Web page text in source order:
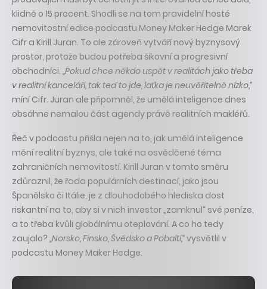
klidně o 15 procent. Shodli se na tom pravidelní hosté
nemovitostní edice podcastu Money Maker Hedge Marek
Cifr a Kirill Juran. To ale zároveň vytváří nový byznysový
prostor, protože budou potřeba šikovní a progresivní
obchodníci. „Pokud chce někdo uspět v realitách jako třeba
v realitní kanceláři, tak teď to jde, laťka je neuvěřitelně nízko,“
míní Cifr. Juran ale připomněl, že umělá inteligence dnes
obsáhne nemalou část agendy právě realitních makléřů.
Řeč v podcastu přišla nejen na to, jak umělá inteligence
mění realitní byznys, ale také na osvědčené téma
zahraničních nemovitostí. Kirill Juran v tomto směru
zdůraznil, že řada populárních destinací, jako jsou
Španělsko či Itálie, je z dlouhodobého hlediska dost
riskantní na to, aby si v nich investor „zamknul“ své peníze,
a to třeba kvůli globálnímu oteplování. A co ho tedy
zaujalo? „Norsko, Finsko, Švédsko a Pobaltí,“vysvětlil v
podcastu Money Maker Hedge.